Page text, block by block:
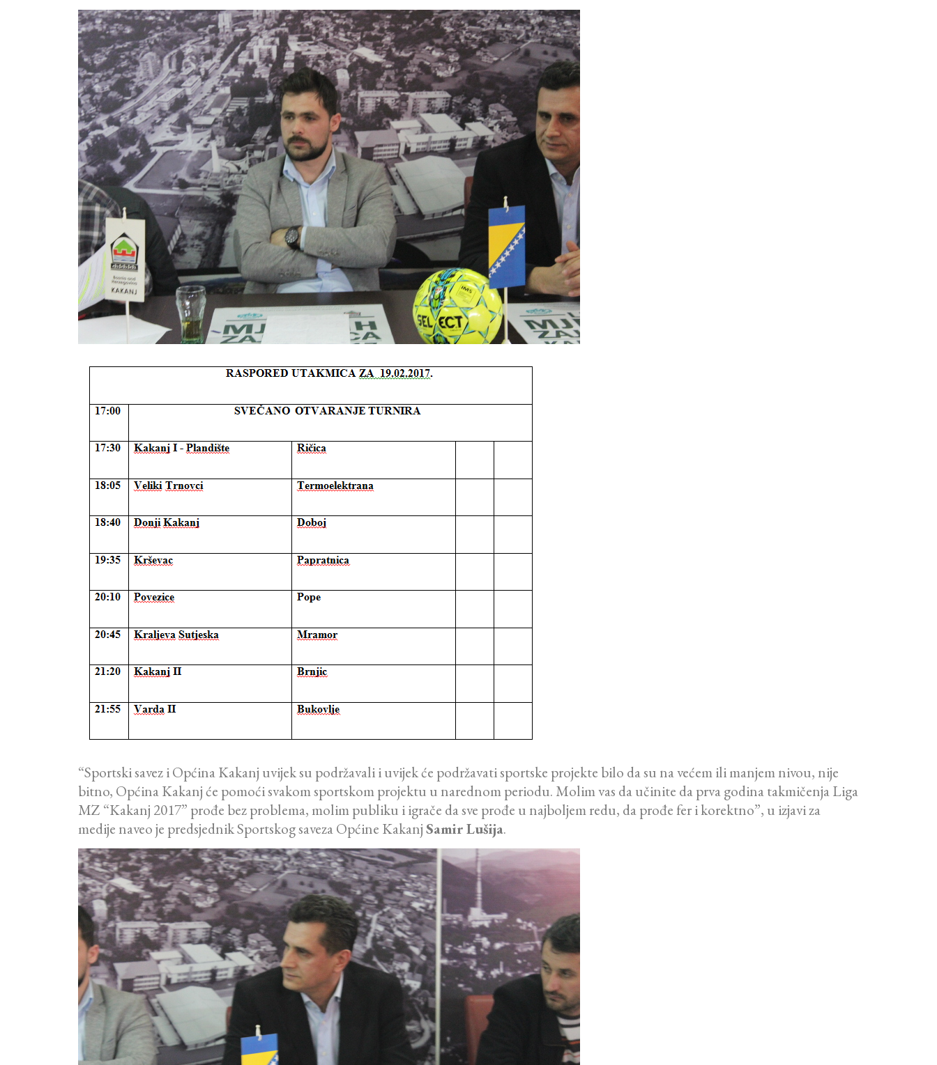
“Sportski savez i Općina Kakanj uvijek su podržavali i uvijek će podržavati sportske projekte bilo da su na većem ili manjem nivou, nije
bitno, Općina Kakanj će pomoći svakom sportskom projektu u narednom periodu. Molim vas da učinite da prva godina takmičenja Liga
MZ “Kakanj 2017” prođe bez problema, molim publiku i igrače da sve prođe u najboljem redu, da prođe fer i korektno”, u izjavi za
medije naveo je predsjednik Sportskog saveza Općine KakanjSamir Lušija.